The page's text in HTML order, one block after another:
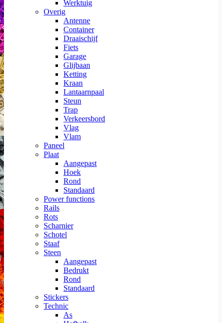
Werktuig
Overig
Antenne
Container
Draaischijf
Fiets
Garage
Glijbaan
Ketting
Kraan
Lantaarnpaal
Steun
Trap
Verkeersbord
Vlag
Vlam
Paneel
Plaat
Aangepast
Hoek
Rond
Standaard
Power functions
Rails
Rots
Scharnier
Schotel
Staaf
Steen
Aangepast
Bedrukt
Rond
Standaard
Stickers
Technic
As